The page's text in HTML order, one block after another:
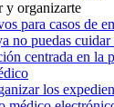
y organizarte
para casos de
no puedas
centrada en la
los